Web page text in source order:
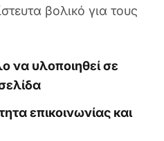
βολικό για τους
να υλοποιηθεί σε
επικοινωνίας και